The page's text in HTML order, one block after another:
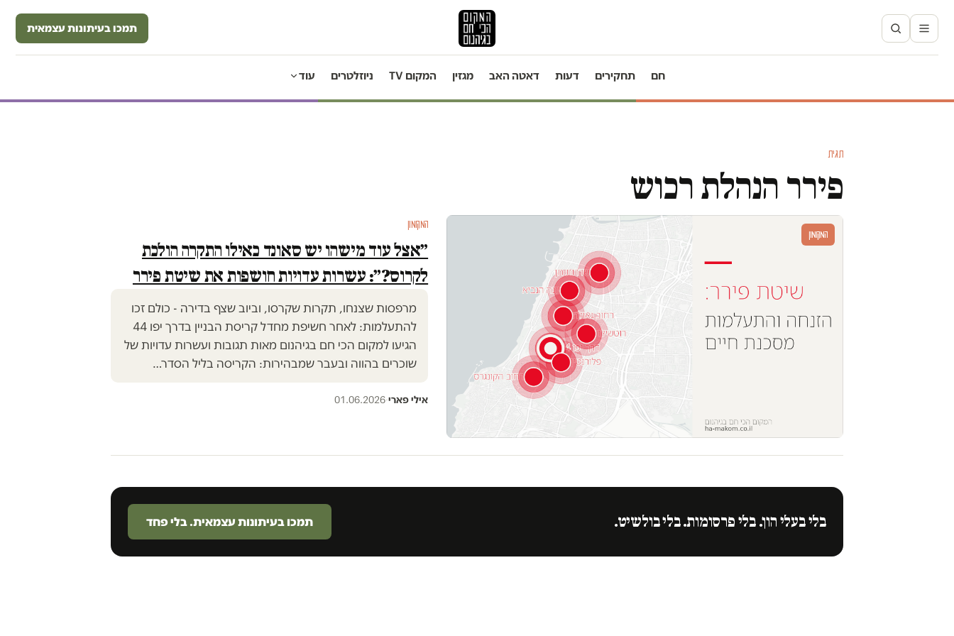
תמכו בעיתונות עצמאית
חם תחקירים דעות דאטה האב מגזין המקום TV ניוזלטרים עוד
תגית
פירר הנהלת רכוש
המקומון
המקומון
״אצל עוד מישהו יש סאונד כאילו התקרה הולכת
לקרוס?״: עשרות עדויות חושפות את שיטת פירר
מרפסות שצנחו, תקרות שקרסו, וביוב שצף בדירה - כולם זכו
להתעלמות: לאחר חשיפת מחדל קריסת הבניין בדרך יפו 44
הגיעו למקום הכי חם בגיהנום מאות תגובות ועשרות עדויות של
שוכרים בהווה ובעבר שמבהירות: הקריסה בליל הסדר…
אילי פארי·
01.06.2026
בלי בעלי הון. בלי פרסומות. בלי בולשיט. תמכו בעיתונות עצמאית. בלי פחד